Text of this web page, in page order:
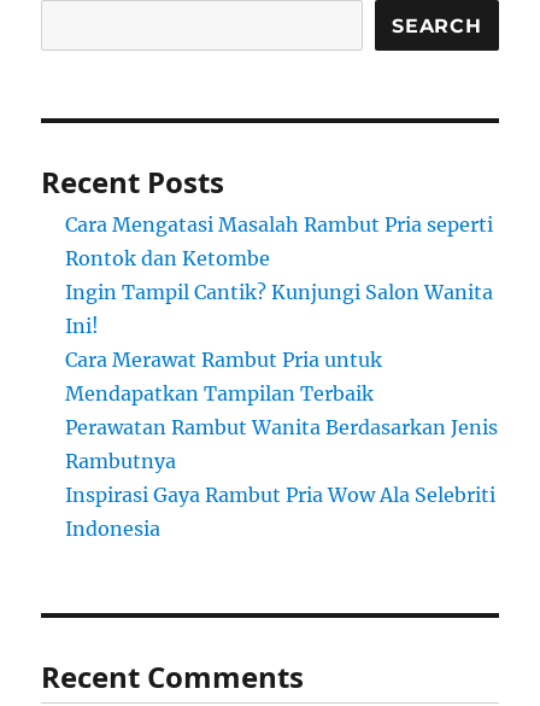
SEARCH
Recent Posts
Cara Mengatasi Masalah Rambut Pria seperti
Rontok dan Ketombe
Ingin Tampil Cantik? Kunjungi Salon Wanita
Ini!
Cara Merawat Rambut Pria untuk
Mendapatkan Tampilan Terbaik
Perawatan Rambut Wanita Berdasarkan Jenis
Rambutnya
Inspirasi Gaya Rambut Pria Wow Ala Selebriti
Indonesia
Recent Comments